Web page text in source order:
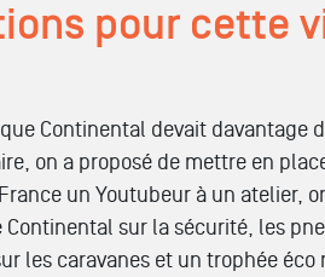
pour cette
Continental devait davantage
on a proposé de mettre en
un Youtubeur à un atelier,
sur la sécurité, les
les caravanes et un trophée